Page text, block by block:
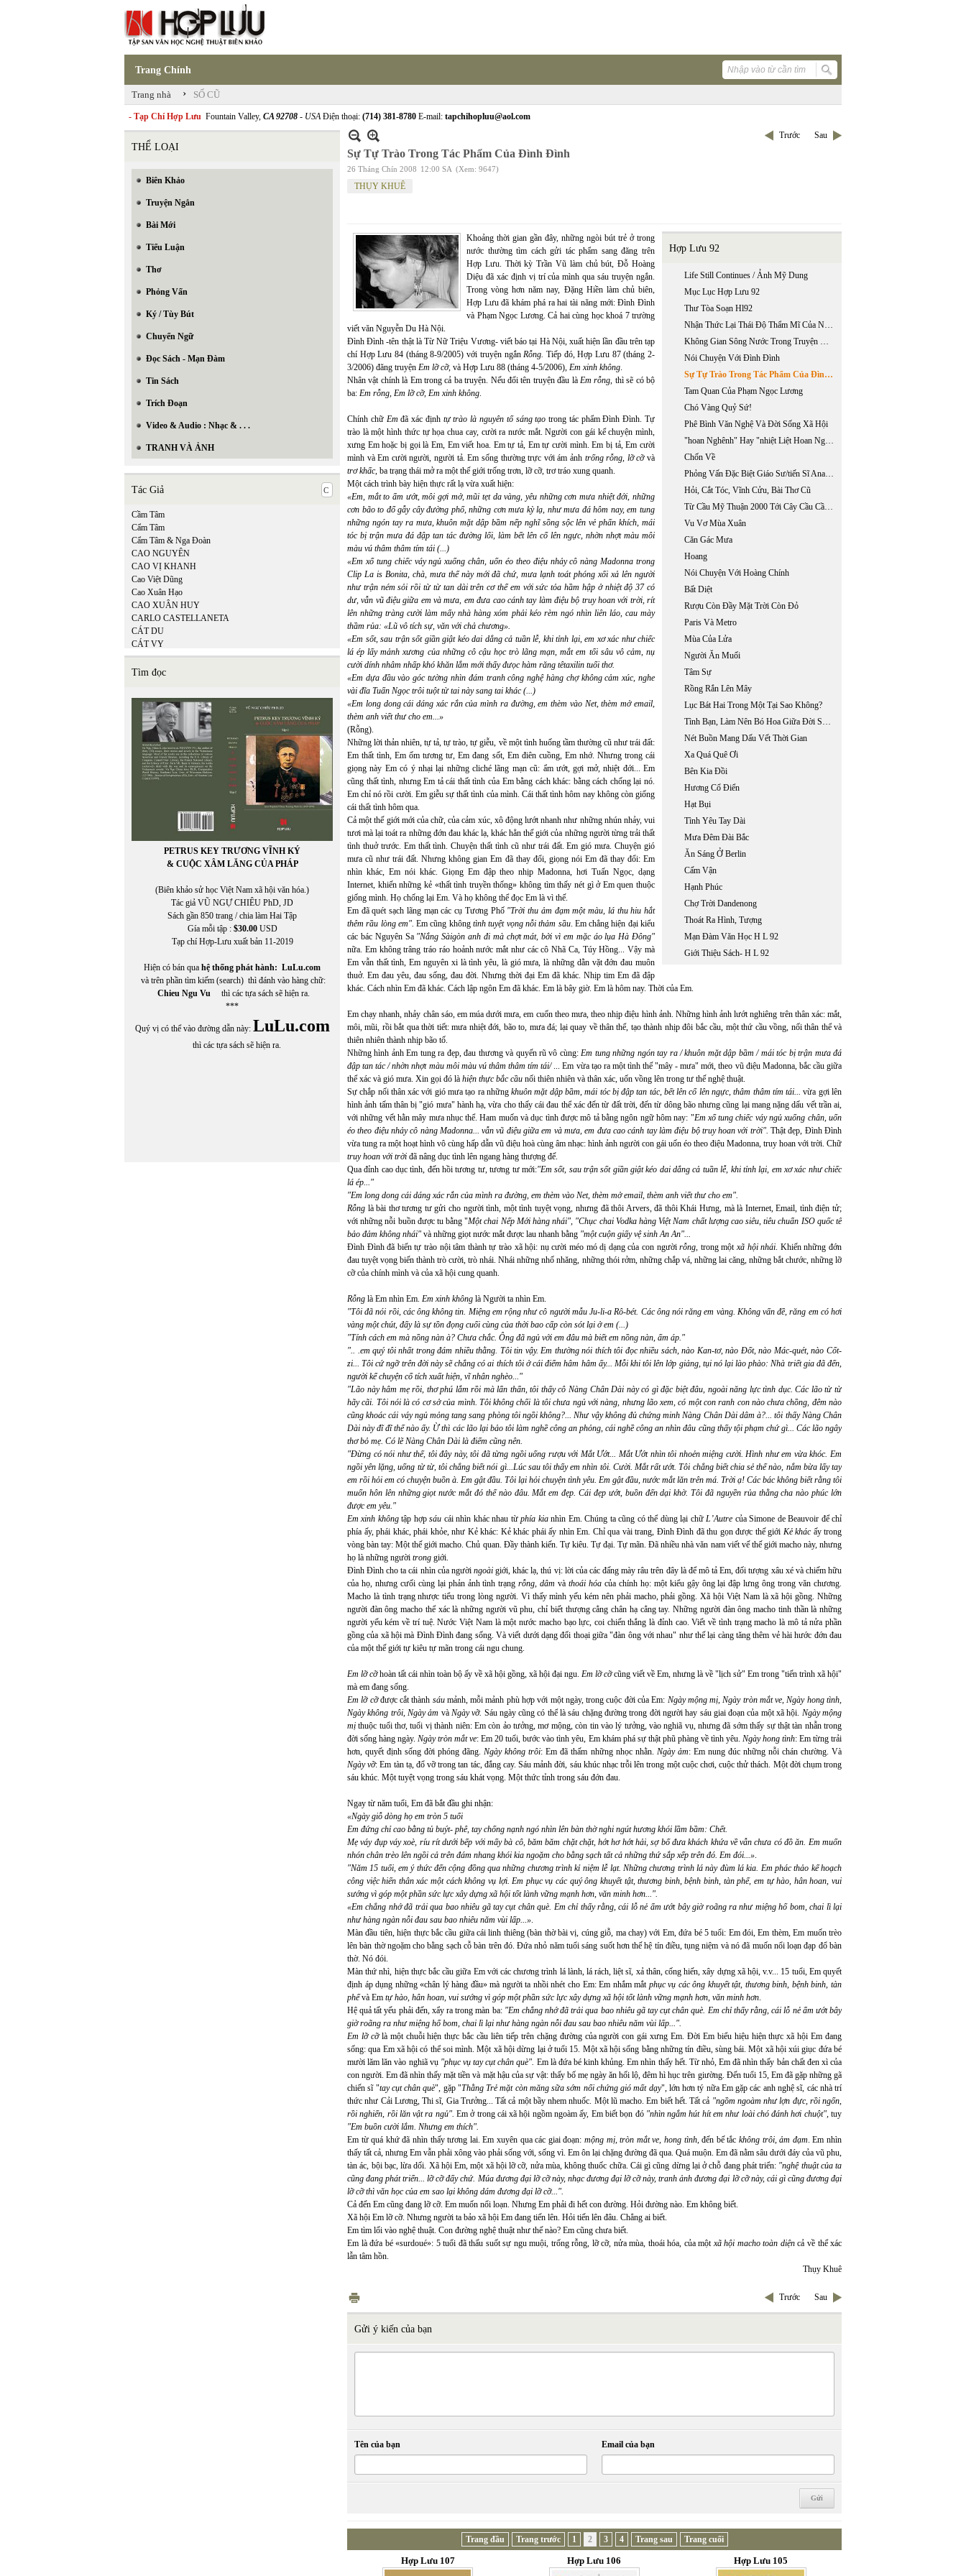
Trang Chính
Trang nhà › SỐ CŨ
- Tạp Chí Hợp Lưu Fountain Valley, CA 92708 - USAĐiện thoại: (714) 381-8780 E-mail: tapchihopluu@aol.com
THỂ LOẠI
Biên Khảo
Truyện Ngắn
Bài Mới
Tiểu Luận
Thơ
Phỏng Vấn
Ký / Tùy Bút
Chuyển Ngữ
Đọc Sách - Mạn Đàm
Tin Sách
Trích Đoạn
Video & Audio : Nhạc & . . .
TRANH VÀ ẢNH
Tác Giả
Cầm Tâm
Cẩm Tâm
Cẩm Tâm & Nga Đoàn
CAO NGUYÊN
CAO VỊ KHANH
Cao Việt Dũng
Cao Xuân Hạo
CAO XUÂN HUY
CARLO CASTELLANETA
CÁT DU
CÁT VY
Catherine Cusset
CHÂN PHƯƠNG
Chen-Kung Ho
CHIÊU ANH NGUYỄN
CHÍNH ĐẠO
CHÍNH ĐẠO VŨ NGỰ CHIÊU
Christine Falkenland
CHU LYNH
Chu Thái Yến
Chu Xuân Giao
Chuyển ngữ: TUYẾT LINH
Chuyển ngữ: TUYẾT LINH
Claire Simon
Claudia Zilletti
CỔ NGƯ chuyển ngữ
Cristan Cortez
Cù Hựu
Cung Tích Biền
Tìm đọc
PETRUS KEY TRƯƠNG VĨNH KÝ
& CUỘC XÂM LĂNG CỦA PHÁP
(Biên khảo sử học Việt Nam xã hội văn hóa.)
Tác giả VŨ NGỰ CHIÊU PhD, JD
Sách gần 850 trang / chia làm Hai Tập
Gía mỗi tập : $30.00USD
Tạp chí Hợp-Lưu xuất bản 11-2019
Hiện có bán qua hệ thống phát hành: LuLu.com
và trên phần tìm kiếm (search) thì đánh vào hàng chữ:
Chieu Ngu Vu thì các tựa sách sẽ hiện ra.
***
Quý vị có thể vào đường dẫn này: LuLu.com
thì các tựa sách sẽ hiện ra.
Trước Sau
Sự Tự Trào Trong Tác Phẩm Của Đình Đình
26 Tháng Chín 2008 12:00 SA (Xem: 9647)
THỤY KHUÊ
Hợp Lưu 92
Life Still Continues / Ảnh Mỹ Dung
Mục Lục Hợp Lưu 92
Thư Tòa Soạn Hl92
Nhận Thức Lại Thái Độ Thẩm Mĩ Của Nguyễn Trãi Trong "quốc Âm Thi Tập"
Không Gian Sông Nước Trong Truyện Ngắn Của Nguyễn Ngọc Tư
Nói Chuyện Với Đình Đình
Sự Tự Trào Trong Tác Phẩm Của Đình Đình
Tam Quan Của Phạm Ngọc Lương
Chó Vàng Quỷ Sứ!
Phê Bình Văn Nghệ Và Đời Sống Xã Hội
"hoan Nghênh" Hay "nhiệt Liệt Hoan Nghênh?": Chuyến Đi Việt Nam Của Tổng Thống Bush, 17-20/11/2006
Chốn Về
Phỏng Vấn Đặc Biệt Giáo Sư/tiến Sĩ Anatoli Sokolov
Hỏi, Cắt Tóc, Vĩnh Cửu, Bài Thơ Cũ
Từ Cầu Mỹ Thuận 2000 Tới Cây Cầu Cần Thơ 2008
Vu Vơ Mùa Xuân
Căn Gác Mưa
Hoang
Nói Chuyện Với Hoàng Chính
Bất Diệt
Rượu Còn Đầy Mặt Trời Còn Đỏ
Paris Và Metro
Mùa Của Lửa
Người Ăn Muối
Tâm Sự
Rồng Rắn Lên Mây
Lục Bát Hai Trong Một Tại Sao Không?
Tình Bạn, Làm Nên Bó Hoa Giữa Đời Sống Khốn Cùng
Nét Buồn Mang Dấu Vết Thời Gian
Xa Quá Quê Ơi
Bên Kia Đồi
Hương Cổ Điển
Hạt Bụi
Tình Yêu Tay Dài
Mưa Đêm Đài Bắc
Ăn Sáng Ở Berlin
Cấm Vận
Hạnh Phúc
Chợ Trời Dandenong
Thoát Ra Hình, Tượng
Mạn Đàm Văn Học H L 92
Giới Thiệu Sách- H L 92
Khoảng thời gian gần đây, những ngòi bút trẻ ở trong
nước thường tìm cách gửi tác phẩm sang đăng trên
Hợp Lưu. Thời kỳ Trần Vũ làm chủ bút, Đỗ Hoàng
Diệu đã xác định vị trí của mình qua sáu truyện ngắn.
Trong vòng hơn năm nay, Đặng Hiền làm chủ biên,
Hợp Lưu đã khám phá ra hai tài năng mới: Đình Đình
và Phạm Ngọc Lương. Cả hai cùng học khoá 7 trường
viết văn Nguyễn Du Hà Nội.
Đình Đình -tên thật là Từ Nữ Triệu Vương- viết báo tại Hà Nội, xuất hiện lần đầu trên tạp
chí Hợp Lưu 84 (tháng 8-9/2005) với truyện ngắnRỗng. Tiếp đó, Hợp Lưu 87 (tháng 2-
3/2006) đăng truyện Em lỡ cỡ, và Hợp Lưu 88 (tháng 4-5/2006), Em xinh không.
Nhân vật chính là Em trong cả ba truyện. Nếu đổi tên truyện đầu là Em rỗng, thì sẽ có bộ
ba: Em rỗng, Em lỡ cỡ, Em xinh không.
Chính chữ Em đã xác định tự trào là nguyên tố sáng tạo trong tác phẩm Đình Đình. Tự
trào là một hình thức tự họa chua cay, cười ra nước mắt. Người con gái kể chuyện mình,
xưng Em hoặc bị gọi là Em, Em viết hoa. Em tự tả, Em tự cười mình. Em bị tả, Em cười
mình và Em cười người, người tả. Em sống thường trực với ám ảnh trống rỗng, lỡ cỡvà
trơ khấc, ba trạng thái mở ra một thế giới trống trơn, lỡ cỡ, trơ tráo xung quanh.
Một cách trình bày hiện thực rất lạ vừa xuất hiện:
«Em, mắt to ẩm ướt, môi gợi mở, mũi tẹt da vàng, yêu những cơn mưa nhiệt đới, những
cơn bão to đổ gẫy cây đường phố, những cơn mưa kỳ lạ, như mưa đá hôm nay, em tung
những ngón tay ra mưa, khuôn mặt dập bầm nếp nghĩ sồng sộc lên vẻ phấn khích, mái
tóc bị trận mưa đá đập tan tác đường lối, làm bết lên cổ lên ngực, nhờn nhợt màu môi
màu vú thâm thâm tím tái (...)
«Em xổ tung chiếc váy ngủ xuống chân, uốn éo theo điệu nhảy cô nàng Madonna trong
Clip La is Bonita, chà, mưa thế này mới đã chứ, mưa lạnh toát phóng xối xả lên người
như trận ném sỏi rồi từ từ tan dài trên cơ thể em với sức tỏa hầm hập ở nhiệt độ 37 có
dư, vẫn vũ điệu giữa em và mưa, em đưa cao cánh tay làm điệu bộ truy hoan với trời, rít
lên những tràng cười làm mấy nhà hàng xóm phải kéo rèm ngó nhìn liên láo, cau mày
thầm rủa: «Lũ vô tích sự, văn với chả chương».
«Em sốt, sau trận sốt giần giật kéo dai dẳng cả tuần lễ, khi tỉnh lại, em xơ xác như chiếc
lá ép lấy mảnh xương của những cô cậu học trò lãng mạn, mắt em tối sâu vô cảm, nụ
cười dính nhâm nhấp khó khăn lắm mới thấy đưọc hàm răng têtaxilin tuổi thơ.
«Em dựa đầu vào góc tường nhìn đám tranh công nghệ hàng chợ không cảm xúc, nghe
vài đĩa Tuấn Ngọc trôi tuột từ tai này sang tai khác (...)
«Em long dong cái dáng xác rắn của mình ra đường, em thèm vào Net, thèm mở email,
thèm anh viết thư cho em...»
(Rỗng).
Những lời thản nhiên, tự tả, tự trào, tự giễu, về một tình huống tầm thường cũ như trái đất:
Em thất tình, Em ốm tương tư, Em đang sốt, Em điên cuồng, Em nhớ. Nhưng trong cái
giọng này Em có ý nhại lại những cliché lãng mạn cũ: ẩm ướt, gợi mở, nhiệt đới... Em
cũng thất tình, nhưng Em tả cái thất tình của Em bằng cách khác: bằng cách chống lại nó.
Em chỉ nó rồi cười. Em giễu sự thất tình của mình. Cái thất tình hôm nay không còn giống
cái thất tình hôm qua.
Cả một thế giới mới của chữ, của cảm xúc, xô động lướt nhanh như những nhún nhảy, vui
tươi mà lại toát ra những đớn đau khác lạ, khác hẳn thế giới của những người từng trải thất
tình thuở trước. Em thất tình. Chuyện thất tình cũ như trái đất. Em gió mưa. Chuyện gió
mưa cũ như trái đất. Nhưng không gian Em đã thay đổi, giọng nói Em đã thay đổi: Em
nhìn khác, Em nói khác. Giọng Em đập theo nhịp Madonna, hơi Tuấn Ngọc, dạng
Internet, khiến những kẻ «thất tình truyền thống» không tìm thấy nét gì ở Em quen thuộc
giống mình. Họ chống lại Em. Và họ không thể đọc Em là vì thế.
Em đã quét sạch lãng mạn các cụ Tương Phố "Trời thu ảm đạm một màu, lá thu hiu hắt
thêm rầu lòng em".Em cũng khôngtình tuyệt vọng nỗi thảm sầu. Em chẳng hiện đại kiểu
các bác Nguyên Sa "Nắng Sàigòn anh đi mà chợt mát, bởi vì em mặc áo lụa Hà Đông"
nữa. Em không trâng tráo ráo hoảnh nước mắt như các cô Nhã Ca, Túy Hồng... Vậy mà
Em vẫn thất tình, Em nguyên xi là tình yêu, là gió mưa, là những dằn vặt đớn đau muôn
thuở. Em đau yêu, đau sống, đau đời. Nhưng thời đại Em đã khác. Nhịp tim Em đã đập
khác. Cách nhìn Em đã khác. Cách lập ngôn Em đã khác. Em là bây giờ. Em là hôm nay. Thời của Em.
Em chạy nhanh, nhảy chân sáo, em múa dưới mưa, em cuốn theo mưa, theo nhịp điệu hình ảnh. Những hình ảnh lướt nghiêng trên thân xác: mắt,
môi, mũi, rồi bắt qua thời tiết: mưa nhiệt đới, bão to, mưa đá; lại quay về thân thể, tạo thành nhịp đôi bắc cầu, một thứ cầu vồng, nối thân thể và
thiên nhiên thành nhịp bão tố.
Những hình ảnh Em tung ra đẹp, đau thương và quyến rũ vô cùng:Em tung những ngón tay ra / khuôn mặt dập bầm / mái tóc bị trận mưa đá
đập tan tác / nhờn nhợt màu môi màu vú thâm thâm tím tái/ ... Em vừa tạo ra một tình thế "mây - mưa" mới, theo vũ điệu Madonna, bắc cầu giữa
thể xác và gió mưa. Xin gọi đó là hiện thực bắc cầu nối thiên nhiên và thân xác, uốn vồng lên trong tư thế nghệ thuật.
Sự chắp nối thân xác với gió mưa tạo ra nhữngkhuôn mặt dập bầm, mái tóc bị đập tan tác, bết lên cổ lên ngực, thâm thâm tím tái...vừa gợi lên
hình ảnh tấm thân bị "gió mưa" hành hạ, vừa cho thấy cái đau thể xác đến từ đất trời, đến từ dông bão nhưng cũng lại mang nặng dấu vết trần ai,
với những vết hằn mây mưa nhục thể. Ham muốn và dục tình được mô tả bằng ngôn ngữ hôm nay: "Em xổ tung chiếc váy ngủ xuống chân, uốn
éo theo điệu nhảy cô nàng Madonna... vẫn vũ điệu giữa em và mưa, em đưa cao cánh tay làm điệu bộ truy hoan với trời". Thật đẹp, Đình Đình
vừa tung ra một hoạt hình vô cùng hấp dẫn vũ điệu hoà cùng âm nhạc: hình ảnh người con gái uốn éo theo điệu Madonna, truy hoan với trời. Chữ
truy hoan với trời đã nâng dục tình lên ngang hàng thượng đế.
Qua đỉnh cao dục tình, đến hồi tương tư, tương tư mới:"Em sốt, sau trận sốt giần giật kéo dai dẳng cả tuần lễ, khi tỉnh lại, em xơ xác như chiếc
lá ép..."
"Em long dong cái dáng xác rắn của mình ra đường, em thèm vào Net, thèm mở email, thèm anh viết thư cho em".
Rỗng là bài thơ tương tư gửi cho người tình, một tình tuyệt vọng, nhưng đã thôi Arvers, đã thôi Khái Hưng, mà là Internet, Email, tình điện tử;
với những nỗi buồn được tu bằng "Một chai Nếp Mới hàng nhái", "Chục chai Vodka hàng Việt Nam chất lượng cao siêu, tiêu chuẩn ISO quốc tế
bảo đảm không nhái" và những giọt nước mắt được lau nhanh bằng "một cuộn giấy vệ sinh An An"...
Đình Đình đã biến tự trào nội tâm thành tự trào xã hội: nụ cười méo mó dị dạng của con ngườirỗng, trong mộtxã hội nhái. Khiến những đớn
đau tuyệt vọng biến thành trò cười, trò nhái. Nhái những nhố nhăng, những thói rởm, những chắp vá, những lai căng, những bắt chước, những lỡ
cỡ của chính mình và của xã hội cung quanh.
Rỗng là Em nhìn Em. Em xinh không là Người ta nhìn Em.
"Tôi đã nói rồi, các ông không tin. Miệng em rộng như cô người mẫu Ju-li-a Rô-bét. Các ông nói răng em vàng. Không vấn đề, răng em có hơi
vàng một chút, đấy là sự tồn đọng cuối cùng của thời bao cấp còn sót lại ở em (...)
"Tính cách em mà nồng nàn à? Chưa chắc. Ông đã ngủ với em đâu mà biết em nồng nàn, ấm áp."
".. .em quý tôi nhất trong đám nhiều thằng. Tôi tin vậy. Em thường nói thích tôi đọc nhiều sách, nào Kan-tơ, nào Đốt, nào Mác-quét, nào Cốt-
zi... Tôi cứ ngỡ trên đời này sẽ chẳng có ai thích tôi ở cái điểm hâm hâm ấy... Mỗi khi tôi lên lớp giảng, tụi nó lại lào phào: Nhà triết gia đã đến,
người kể chuyện cổ tích xuất hiện, vĩ nhân nghèo..."
"Lão này hâm mẹ rồi, thơ phú lắm rồi mà lẩn thẩn, tôi thấy cô Nàng Chân Dài này có gì đặc biệt đâu, ngoài năng lực tình dục. Các lão từ từ
hãy cãi. Tôi nói là có cơ sở của mình. Tôi không chối là tôi chưa ngủ với nàng, nhưng lão xem, có một con ranh con nào chưa chồng, đêm nào
cũng khoác cái váy ngủ mỏng tang sang phòng tôi ngồi không?... Như vậy không đủ chứng minh Nàng Chân Dài dâm à?... tôi thấy Nàng Chân
Dài này đĩ đĩ thế nào ấy. Ừ thì các lão lại bảo tôi làm nghề công an phỏng, cái nghề công an nhìn đâu cũng thấy tội phạm chứ gì... Các lão ngây
thơ bỏ mẹ. Có lẽ Nàng Chân Dài là điếm cũng nên.
"Đừng có nói như thế, tôi đây này, tôi đã từng ngồi uống rượu với Mắt Ướt... Mắt Ướt nhìn tôi nhoẻn miệng cười. Hình như em vừa khóc. Em
ngồi yên lặng, uống từ từ, tôi chẳng biết nói gì...Lúc sau tôi thấy em nhìn tôi. Cười. Mắt rất ướt. Tôi chẳng biết chia sẻ thế nào, nắm bừa lấy tay
em rồi hỏi em có chuyện buồn à. Em gật đầu. Tôi lại hỏi chuyện tình yêu. Em gật đầu, nước mắt lăn trên má. Trời ạ! Các bác không biết rằng tôi
muốn hôn lên những giọt nước mắt đó thế nào đâu. Mắt em đẹp. Cái đẹp ướt, buồn đến dại khờ. Tôi đã nguyền rủa thằng cha nào phúc lớn
được em yêu."
Em xinh khôngtập hợpsáu cái nhìn khác nhau từphía kianhìn Em. Chúng ta cũng có thể dùng lại chữL’Autre của Simone de Beauvoir để chỉ
phía ấy, phái khác, phái khỏe, như Kẻ khác: Kẻ khác phái ấy nhìn Em. Chỉ qua vài trang, Đình Đình đã thu gọn được thế giới Kẻ khácấy trong
vòng bàn tay: Một thế giới macho. Chủ quan. Đầy thành kiến. Tự kiêu. Tự đại. Tự mãn. Đã nhiều nhà văn nam viết vế thế giới macho này, nhưng
họ là những người trong giới.
Đình Đình cho ta cái nhìn của người ngoàigiới, khác lạ, thú vị: lời của các đấng mày râu trên đây là để mô tả Em, đối tượng xâu xé và chiếm hữu
của họ, nhưng cưối cùng lại phản ảnh tình trạngrỗng, dâm vàthoái hóa của chính họ: một kiểu gậy ông lại đập lưng ông trong văn chương.
Macho là tình trạng nhược tiểu trong lòng người. Vì thấy mình yếu kém nên phải macho, phải gồng. Xã hội Việt Nam là xã hội gồng. Những
người đàn ông macho thể xác là những người vũ phu, chỉ biết thượng cẳng chân hạ cẳng tay. Những người đàn ông macho tinh thần là những
người yếu kém về trí tuệ. Nước Việt Nam là một nước macho bạo lực, coi chiến thắng là đỉnh cao. Viết về tình trạng macho là mô tả nửa phần
gồng của xã hội mà Đình Đình đang sống. Và viết dưới dạng đối thoại giữa "đàn ông với nhau" như thế lại càng tăng thêm vẻ hài hước đớn đau
của một thế giới tự kiêu tự mãn trong cái ngu chung.
Em lỡ cỡhoàn tất cái nhìn toàn bộ ấy về xã hội gồng, xã hội đại ngu. Em lỡ cỡcũng viết về Em, nhưng là về "lịch sử" Em trong "tiến trình xã hội"
mà em đang sống.
Em lỡ cỡđược cắt thành sáumảnh, mỗi mảnh phù hợp với một ngày, trong cuộc đời của Em: Ngày mộng mị, Ngày tròn mắt ve, Ngày hong tình,
Ngày không trôi, Ngày ảm vàNgày vỡ. Sáu ngày cũng có thể là sáu chặng đường trong đời người hay sáu giai đoạn của một xã hội. Ngày mộng
mị thuộc tuổi thơ, tuổi vị thành niên: Em còn ảo tưởng, mơ mộng, còn tin vào lý tưởng, vào nghiã vụ, nhưng đã sớm thấy sự thật tàn nhẫn trong
đời sống hàng ngày.Ngày tròn mắt ve: Em 20 tuổi, bước vào tình yêu, Em khám phá sự thật phũ phàng về tình yêu. Ngày hong tình: Em từng trải
hơn, quyết định sống đời phóng đãng.Ngày không trôi: Em đã thấm những nhọc nhằn. Ngày ảm: Em nung đúc những nỗi chán chường. Và
Ngày vỡ: Em tàn tạ, đổ vỡ trong tan tác, đắng cay. Sáu mảnh đời, sáu khúc nhạc trỗi lên trong một cuộc chơi, cuộc thử thách. Một đời chụm trong
sáu khúc. Một tuyệt vọng trong sáu khát vọng. Một thức tỉnh trong sáu đớn đau.
Ngay từ năm tuổi, Em đã bắt đầu ghi nhận:
«Ngày giỗ dòng họ em tròn 5 tuổi
Em đứng chỉ cao bằng tủ buýt- phê, tay chống nạnh ngó nhìn lên bàn thờ nghi ngút hương khói lầm bầm: Chết.
Mẹ váy đụp váy xoè, ríu rít dưới bếp với mấy bà cô, băm băm chặt chặt, hớt hơ hớt hải, sợ bố đưa khách khứa về vẫn chưa có đồ ăn. Em muốn
nhón chân trèo lên ngồi cả trên đám nhang khói kia ngoặm cho bằng sạch tất cả những thứ sắp xếp trên đó. Em đói...».
"Năm 15 tuổi, em ý thức đến cộng đồng qua những chương trình kỉ niệm lễ lạt. Những chương trình lá này đùm lá kia. Em phác thảo kế hoạch
công việc hiến thân xác một cách không vụ lợi. Em phục vụ các quý ông khuyết tật, thương binh, bệnh binh, tàn phế, em tự hào, hân hoan, vui
sướng vì góp một phần sức lực xây dựng xã hội tốt lành vững mạnh hơn, văn minh hơn...".
«Em chẳng nhớ đã trải qua bao nhiêu gã tay cụt chân què. Em chỉ thấy rằng, cái lỗ nẻ ẩm ướt bây giờ roãng ra như miệng hố bom, chai lì lại
như hàng ngàn nỗi đau sau bao nhiêu năm vùi lấp...».
Màn đầu tiên, hiện thực bắc cầu giữa cái linh thiêng (bàn thờ bài vị, cúng giỗ, ma chay) với Em, đứa bé 5 tuổi: Em đói, Em thèm, Em muốn trèo
lên bàn thờ ngoặm cho bằng sạch cỗ bàn trên đó. Đứa nhỏ năm tuổi sáng suốt hơn thế hệ tín điều, tụng niệm và nó đã muốn nổi loạn đạp đổ bàn
thờ. Nó đói.
Màn thứ nhì, hiện thực bắc cầu giữa Em với các chương trình lá lành, lá rách, liệt sĩ, xả thân, cống hiến, xây dựng xã hội, v.v... 15 tuổi, Em quyết
định áp dụng những «chân lý hàng đầu» mà người ta nhồi nhét cho Em: Em nhắm mắt phục vụ các ông khuyết tật, thương binh, bệnh binh, tàn
phếvà Em tự hào, hân hoan, vui sướng vì góp một phần sức lực xây dựng xã hội tốt lành vững mạnh hơn, văn minh hơn.
Hệ quả tất yếu phải đến, xẩy ra trong màn ba: "Em chẳng nhớ đã trải qua bao nhiêu gã tay cụt chân què. Em chỉ thấy rằng, cái lỗ nẻ ẩm ướt bây
giờ roãng ra như miệng hố bom, chai lì lại như hàng ngàn nỗi đau sau bao nhiêu năm vùi lấp...".
Em lỡ cỡlà một chuỗi hiện thực bắc cầu liên tiếp trên chặng đường của người con gái xưng Em. Đời Em biểu hiệu hiện thực xã hội Em đang
sống: qua Em xã hội có thể soi mình. Một xã hội dừng lại ở tuổi 15. Một xã hội sống bằng những tín điều, sùng bái. Một xã hội xúi giục đứa bé
mười lăm lăn vào nghiã vụ "phục vụ tay cụt chân què". Em là đứa bé kinh khủng. Em nhìn thấy hết. Từ nhỏ, Em đã nhìn thấy bản chất đen xì của
con người. Em đã nhìn thấy mặt tiền và mặt hậu của sự vật: thấy bố mẹ ngày ăn hối lộ, đêm hì hục trên giường. Đến tuổi 15, Em đã gặp những gã
chiến sĩ "tay cụt chân què", gặp "Thằng Trẻ mặt còn măng sữa sớm nổi chứng gió mất dạy", lớn hơn tý nữa Em gặp các anh nghệ sĩ, các nhà trí
thức như Cải Lương, Thi sĩ, Gia Trưởng... Tất cả một bầy nhem nhuốc. Một lũ macho. Em biết hết. Tất cả "ngồm ngoàm như lợn đực, rồi ngốn,
rồi nghiến, rồi lăn vật ra ngủ". Em ở trong cái xã hội ngồm ngoàm ấy, Em biết bọn đó "nhìn ngắm hút hít em như loài chó đánh hơi chuột",tuy
"Em buồn cười lắm. Nhưng em thích".
Em từ quá khứ đã nhìn thấy tương lai. Em xuyên qua các giai đoạn: mộng mị, tròn mắt ve, hong tình, đến bế tắckhông trôi, ảm đạm. Em nhìn
thấy tất cả, nhưng Em vẫn phải xông vào phải sống với, sống vì. Em ôn lại chặng đường đã qua. Quá muộn. Em đã nằm sâu dưới đáy của vũ phu,
tàn ác, bội bạc, lừa dối. Xã hội Em, một xã hội lỡ cỡ, nửa mùa, không thuốc chữa. Cái gì cũng dừng lại ở chỗ đang phát triển: "nghệ thuật của ta
cũng đang phát triển... lỡ cỡ đấy chứ. Múa đương đại lỡ cỡ này, nhạc đương đại lỡ cỡ này, tranh ảnh đương đại lỡ cỡ này, cái gì cũng đương đại
lỡ cỡ thì văn học của em sao lại không dám đương đại lỡ cỡ...".
Cả đến Em cũng đang lỡ cỡ. Em muốn nổi loạn. Nhưng Em phải đi hết con đường. Hỏi đường nào. Em không biết.
Xã hội Em lỡ cỡ. Nhưng người ta bảo xã hội Em đang tiến lên. Hỏi tiến lên đâu. Chẳng ai biết.
Em tìm lối vào nghệ thuật. Con đường nghệ thuật như thế nào? Em cũng chưa biết.
Em là đứa bé «surdoué»: 5 tuổi đã thấu suốt sự ngu muội, trống rỗng, lỡ cỡ, nửa mùa, thoái hóa, của một xã hội macho toàn diệncả về thể xác
lẫn tâm hồn.
Thụy Khuê
Trước Sau
Gửi ý kiến của bạn
Tên của bạn Email của bạn
Trang đầu Trang trước 1 2 3 4 Trang sau Trang cuối
Hợp Lưu 107 Hợp Lưu 106 Hợp Lưu 105